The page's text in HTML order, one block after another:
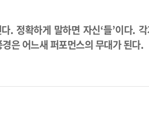
정확하게 말하면 자신‘들’이다.
은 어느새 퍼포먼스의 무대가 된다.